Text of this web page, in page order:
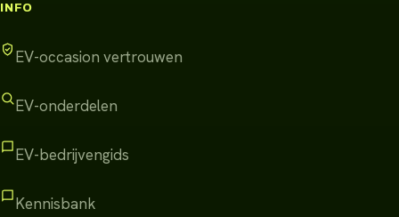
INFO
EV-occasion vertrouwen
EV-onderdelen
EV-bedrijvengids
Kennisbank